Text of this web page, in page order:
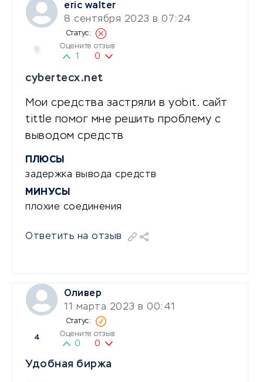
eric walter
8 сентября 2023 в 07:24
Оцените отзыв
1 0
cybertecx.net
Мои средства застряли в yobit. сайт
tittle помог мне решить проблему с
выводом средств
ПЛЮСЫ
задержка вывода средств
МИНУСЫ
плохие соединения
Ответить на отзыв
Оливер
11 марта 2023 в 00:41
4 Оцените отзыв
0 0
Удобная биржа